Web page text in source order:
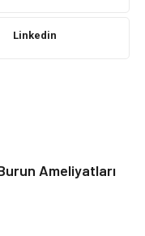
Kurumları
Linkedin
Ameliyatları